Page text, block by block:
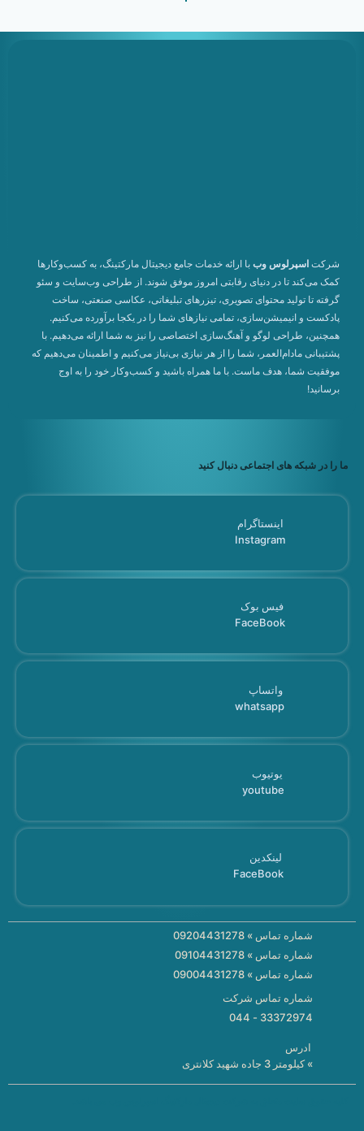
شرکت اسپرلوس وب با ارائه خدمات جامع دیجیتال مارکتینگ، به کسب‌وکارها
کمک می‌کند تا در دنیای رقابتی امروز موفق شوند. از طراحی وب‌سایت و سئو
گرفته تا تولید محتوای تصویری، تیزرهای تبلیغاتی، عکاسی صنعتی، ساخت
پادکست و انیمیشن‌سازی، تمامی نیازهای شما را در یکجا برآورده می‌کنیم.
همچنین، طراحی لوگو و آهنگ‌سازی اختصاصی را نیز به شما ارائه می‌دهیم. با
پشتیبانی مادام‌العمر، شما را از هر نیازی بی‌نیاز می‌کنیم و اطمینان می‌دهیم که
موفقیت شما، هدف ماست. با ما همراه باشید و کسب‌وکار خود را به اوج
برسانید!
ما را در شبکه های اجتماعی دنبال کنید
اینستاگرام
Instagram
فیس بوک
FaceBook
واتساپ
whatsapp
یوتیوب
youtube
لینکدین
FaceBook
شماره تماس » 09204431278
شماره تماس » 09104431278
شماره تماس » 09004431278
شماره تماس شرکت
33372974 - 044
ادرس
» کیلومتر 3 جاده شهید کلانتری